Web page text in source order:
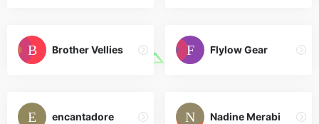
Brother Vellies Flylow Gear
encantadore Nadine Merabi